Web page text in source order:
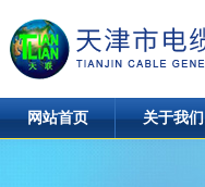
网站首页 关于我们